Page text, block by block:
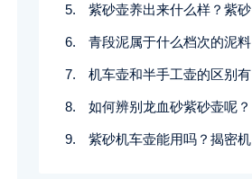
青段泥属于什么档次的泥料